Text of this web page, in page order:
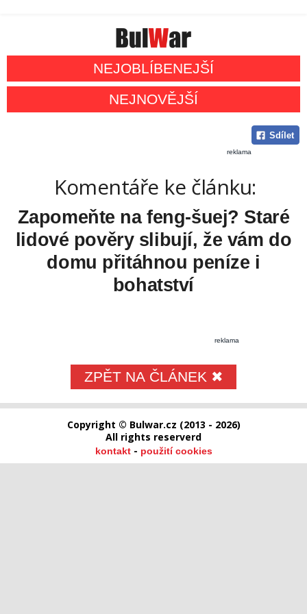
NEJOBLÍBENEJŠÍ
NEJNOVĚJŠÍ
Sdílet
reklama
Komentáře ke článku:
Zapomeňte na feng-šuej? Staré
lidové pověry slibují, že vám do
domu přitáhnou peníze i
bohatství
reklama
ZPĚT NA ČLÁNEK ✖
Copyright © Bulwar.cz (2013 - 2026)
All rights reserverd
kontakt- použití cookies